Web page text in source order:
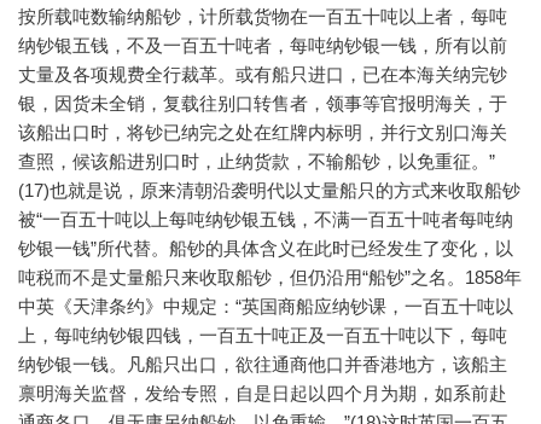
按所载吨数输纳船钞，计所载货物在一百五十吨以上者，每吨
纳钞银五钱，不及一百五十吨者，每吨纳钞银一钱，所有以前
丈量及各项规费全行裁革。或有船只进口，已在本海关纳完钞
银，因货未全销，复载往别口转售者，领事等官报明海关，于
该船出口时，将钞已纳完之处在红牌内标明，并行文别口海关
查照，候该船进别口时，止纳货款，不输船钞，以免重征。”
(17)也就是说，原来清朝沿袭明代以丈量船只的方式来收取船钞
被“一百五十吨以上每吨纳钞银五钱，不满一百五十吨者每吨纳
钞银一钱”所代替。船钞的具体含义在此时已经发生了变化，以
吨税而不是丈量船只来收取船钞，但仍沿用“船钞”之名。1858年
中英《天津条约》中规定：“英国商船应纳钞课，一百五十吨以
上，每吨纳钞银四钱，一百五十吨正及一百五十吨以下，每吨
纳钞银一钱。凡船只出口，欲往通商他口并香港地方，该船主
禀明海关监督，发给专照，自是日起以四个月为期，如系前赴